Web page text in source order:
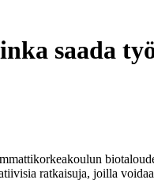
saada
ratkaisuja, joilla